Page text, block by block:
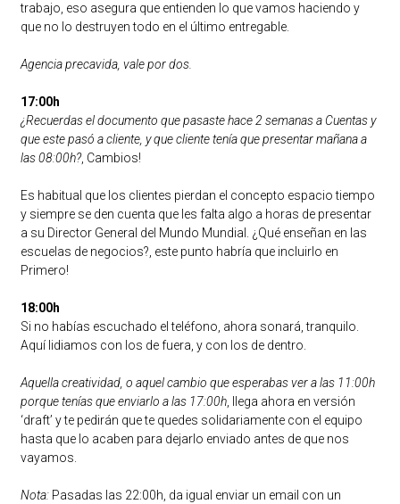
trabajo, eso asegura que entienden lo que vamos haciendo y
que no lo destruyen todo en el último entregable.
Agencia precavida, vale por dos.
17:00h
¿Recuerdas el documento que pasaste hace 2 semanas a Cuentas y
que este pasó a cliente, y que cliente tenía que presentar mañana a
las 08:00h?, Cambios!
Es habitual que los clientes pierdan el concepto espacio tiempo
y siempre se den cuenta que les falta algo a horas de presentar
a su Director General del Mundo Mundial. ¿Qué enseñan en las
escuelas de negocios?, este punto habría que incluirlo en
Primero!
18:00h
Si no habías escuchado el teléfono, ahora sonará, tranquilo.
Aquí lidiamos con los de fuera, y con los de dentro.
Aquella creatividad, o aquel cambio que esperabas ver a las 11:00h
porque tenías que enviarlo a las 17:00h, llega ahora en versión
‘draft’ y te pedirán que te quedes solidariamente con el equipo
hasta que lo acaben para dejarlo enviado antes de que nos
vayamos.
Nota: Pasadas las 22:00h, da igual enviar un email con un